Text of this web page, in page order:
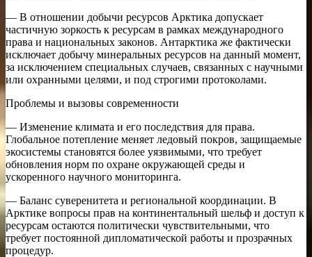
— В отношении добычи ресурсов Арктика допускает
частичную зоркость к ресурсам в рамках международного
права и национальных законов. Антарктика же фактически
исключает добычу минеральных ресурсов на данный момент,
за исключением специальных случаев, связанных с научными
или охранными целями, и под строгими протоколами.
Проблемы и вызовы современности
— Изменение климата и его последствия для права.
Глобальное потепление меняет ледовый покров, защищаемые
экосистемы становятся более уязвимыми, что требует
обновления норм по охране окружающей среды и
ускоренного научного мониторинга.
— Баланс суверенитета и региональной координации. В
Арктике вопросы прав на континентальный шельф и доступ к
ресурсам остаются политически чувствительными, что
требует постоянной дипломатической работы и прозрачных
процедур.